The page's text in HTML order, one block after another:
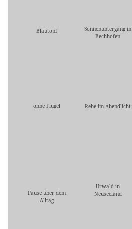
Blautopf
Sonnenuntergang in
Bechhofen
ohne Flügel Rehe im Abendlicht
Pause über dem
Alltag
Urwald in
Neuseeland